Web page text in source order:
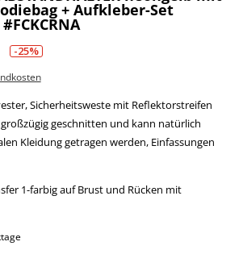
+ Aufkleber-Set
€.
-25%
Sicherheitsweste mit Reflektorstreifen
geschnitten und kann natürlich
Kleidung getragen werden, Einfassungen
1-farbig auf Brust und Rücken mit